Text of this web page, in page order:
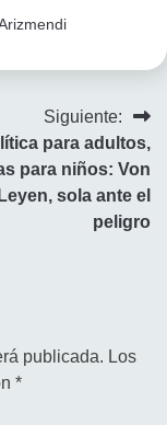
Siguiente:
para adultos,
para niños: Von
sola ante el
peligro
publicada. Los
*